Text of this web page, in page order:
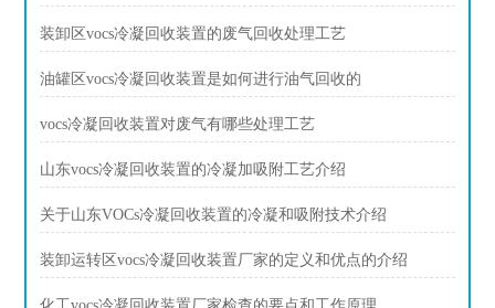
装卸区vocs冷凝回收装置的废气回收处理工艺
油罐区vocs冷凝回收装置是如何进行油气回收的
vocs冷凝回收装置对废气有哪些处理工艺
山东vocs冷凝回收装置的冷凝加吸附工艺介绍
关于山东VOCs冷凝回收装置的冷凝和吸附技术介绍
装卸运转区vocs冷凝回收装置厂家的定义和优点的介绍